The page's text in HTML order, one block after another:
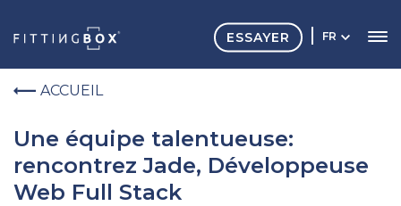
FR
ESSAYER
ACCUEIL
Une équipe talentueuse:
rencontrez Jade, Développeuse
Web Full Stack